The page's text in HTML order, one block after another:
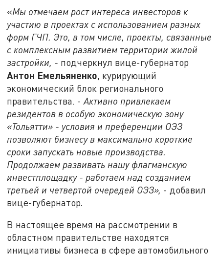
«Мы отмечаем рост интереса инвесторов к
участию в проектах с использованием разных
форм ГЧП. Это, в том числе, проекты, связанные
с комплексным развитием территории жилой
застройки, - подчеркнул вице-губернатор
Антон Емельяненко, курирующий
экономический блок регионального
правительства. -Активно привлекаем
резидентов в особую экономическую зону
«Тольятти» - условия и преференции ОЭЗ
позволяют бизнесу в максимально короткие
сроки запускать новые производства.
Продолжаем развивать нашу флагманскую
инвестплощадку - работаем над созданием
третьей и четвертой очередей ОЭЗ», - добавил
вице-губернатор.
В настоящее время на рассмотрении в
областном правительстве находятся
инициативы бизнеса в сфере автомобильного